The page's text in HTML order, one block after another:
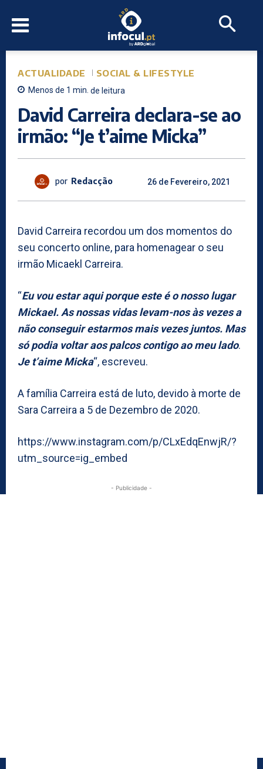
ACTUALIDADE SOCIAL & LIFESTYLE
Menos de 1 min. de leitura
David Carreira declara-se ao
irmão: “Je t’aime Micka”
por Redacção 26 de Fevereiro, 2021
David Carreira recordou um dos momentos do
seu concerto online, para homenagear o seu
irmão Micaekl Carreira.
“Eu vou estar aqui porque este é o nosso lugar
Mickael. As nossas vidas levam-nos às vezes a
não conseguir estarmos mais vezes juntos. Mas
só podia voltar aos palcos contigo ao meu lado.
Je t’aime Micka“, escreveu.
A família Carreira está de luto, devido à morte de
Sara Carreira a 5 de Dezembro de 2020.
https://www.instagram.com/p/CLxEdqEnwjR/?
utm_source=ig_embed
- Publicidade -